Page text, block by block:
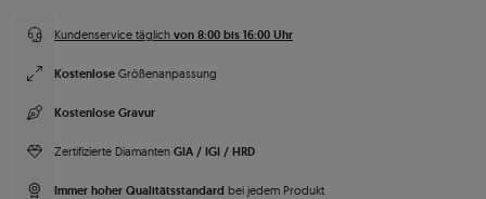
Kundenservice täglich von 8:00 bis 16:00 Uhr
Kostenlose Größenanpassung
Kostenlose Gravur
Zertifizierte Diamanten GIA / IGI / HRD
Immer hoher Qualitätsstandard bei jedem Produkt